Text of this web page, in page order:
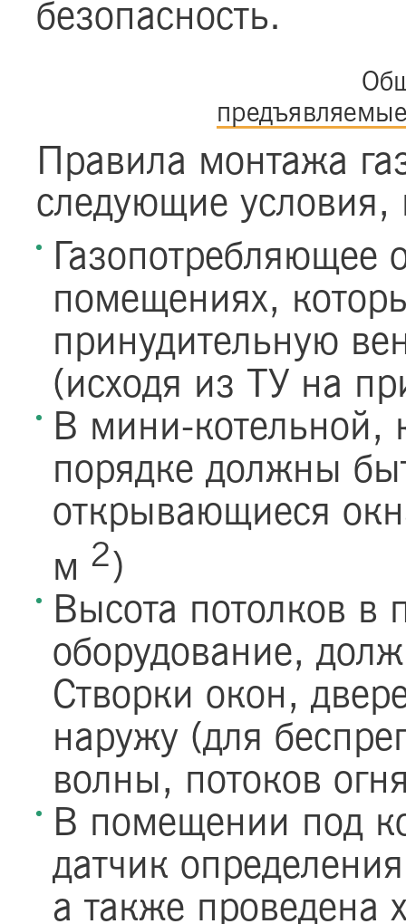
безопасность.
Правила монтажа
следующие
Газопотребляющее
помещениях,
принудительную
(исходя из ТУ на
В мини-котельной,
порядке должны
открывающиеся
м 2)
Высота потолков в
оборудование,
Створки окон,
наружу (для
волны, потоков
В помещении под
датчик
а также проведена